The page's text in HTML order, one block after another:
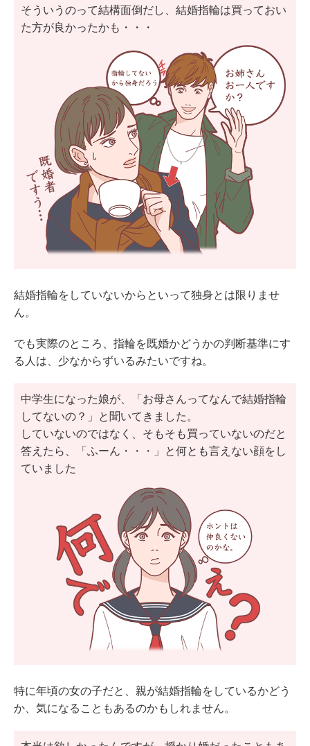
そういうのって結構面倒だし、結婚指輪は買っておい
た方が良かったかも・・・
結婚指輪をしていないからといって独身とは限りませ
ん。
でも実際のところ、指輪を既婚かどうかの判断基準にす
る人は、少なからずいるみたいですね。
中学生になった娘が、「お母さんってなんで結婚指輪
してないの？」と聞いてきました。
していないのではなく、そもそも買っていないのだと
答えたら、「ふーん・・・」と何とも言えない顔をし
ていました
特に年頃の女の子だと、親が結婚指輪をしているかどう
か、気になることもあるのかもしれません。